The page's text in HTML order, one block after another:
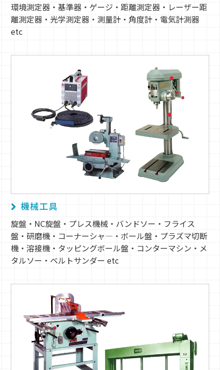
環境測定器・基準器・ゲージ・距離測定器・レーザー距
離測定器・光学測定器・測量計・角度計・電気計測器
etc
機械工具
旋盤・NC旋盤・プレス機械・バンドソー・フライス
盤・研磨機・コーナーシャ―・ボール盤・プラズマ切断
機・溶接機・タッピングボール盤・コンターマシン・メ
タルソー・ベルトサンダー etc